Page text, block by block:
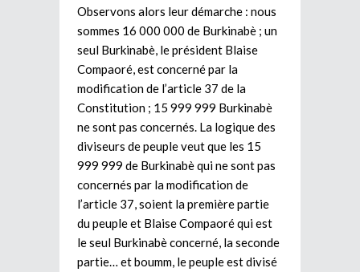
Observons alors leur démarche : nous
sommes 16 000 000 de Burkinabè ; un
seul Burkinabè, le président Blaise
Compaoré, est concerné par la
modification de l’article 37 de la
Constitution ; 15 999 999 Burkinabè
ne sont pas concernés. La logique des
diviseurs de peuple veut que les 15
999 999 de Burkinabè qui ne sont pas
concernés par la modification de
l’article 37, soient la première partie
du peuple et Blaise Compaoré qui est
le seul Burkinabè concerné, la seconde
partie… et boumm, le peuple est divisé